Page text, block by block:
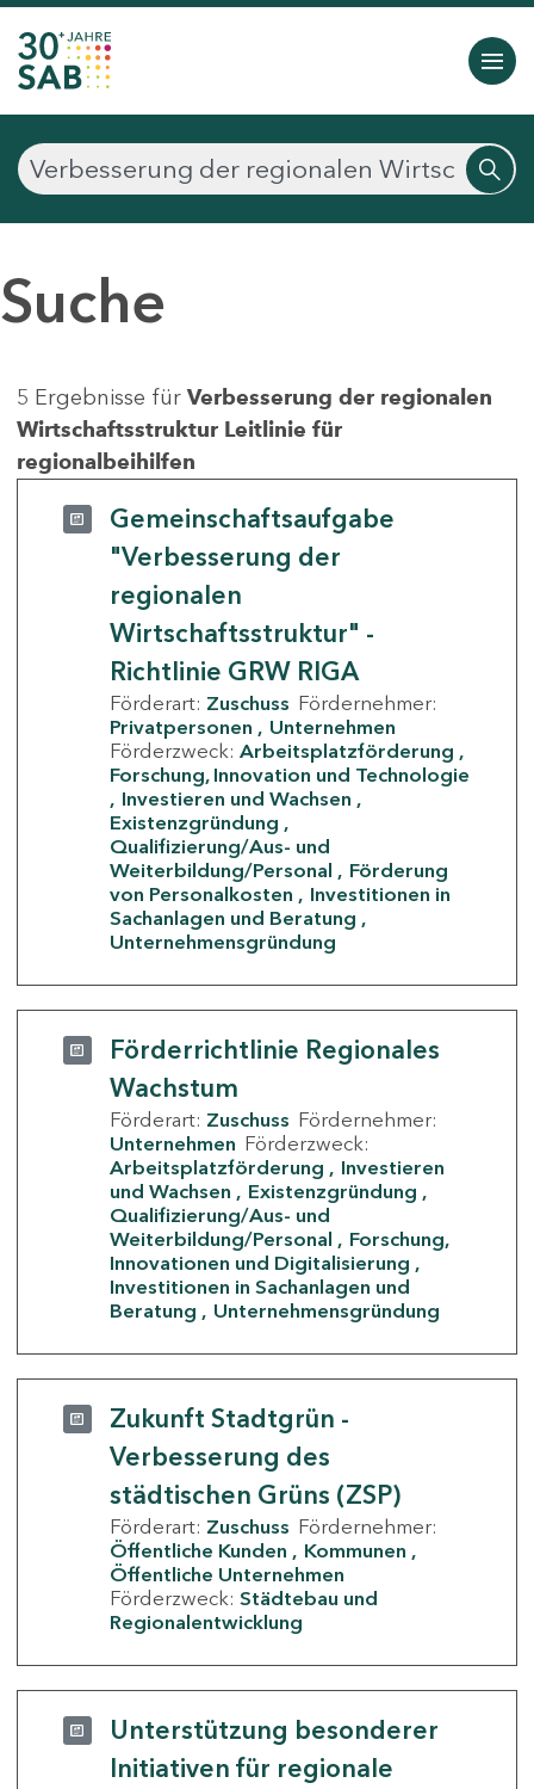
Suche
5 Ergebnisse für Verbesserung der regionalen
Wirtschaftsstruktur Leitlinie für
regionalbeihilfen
Gemeinschaftsaufgabe
"Verbesserung der
regionalen
Wirtschaftsstruktur" -
Richtlinie GRW RIGA
Förderart: Zuschuss Fördernehmer:
Privatpersonen
Unternehmen
Förderzweck: Arbeitsplatzförderung
Forschung, Innovation und Technologie
Investieren und Wachsen
Existenzgründung
Qualifizierung/Aus- und
Weiterbildung/Personal
Förderung
von Personalkosten
Investitionen in
Sachanlagen und Beratung
Unternehmensgründung
Förderrichtlinie Regionales
Wachstum
Förderart: Zuschuss Fördernehmer:
Unternehmen Förderzweck:
Arbeitsplatzförderung
Investieren
und Wachsen
Existenzgründung
Qualifizierung/Aus- und
Weiterbildung/Personal
Forschung,
Innovationen und Digitalisierung
Investitionen in Sachanlagen und
Beratung
Unternehmensgründung
Zukunft Stadtgrün -
Verbesserung des
städtischen Grüns (ZSP)
Förderart: Zuschuss Fördernehmer:
Öffentliche Kunden
Kommunen
Öffentliche Unternehmen
Förderzweck: Städtebau und
Regionalentwicklung
Unterstützung besonderer
Initiativen für regionale